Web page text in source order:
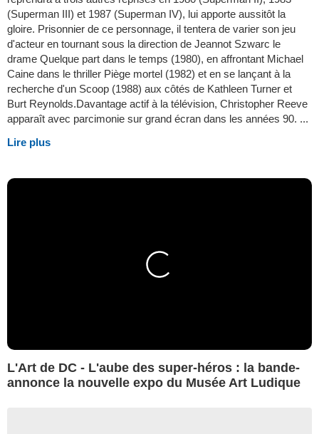
(Superman III) et 1987 (Superman IV), lui apporte aussitôt la
gloire. Prisonnier de ce personnage, il tentera de varier son jeu
d'acteur en tournant sous la direction de Jeannot Szwarc le
drame Quelque part dans le temps (1980), en affrontant Michael
Caine dans le thriller Piège mortel (1982) et en se lançant à la
recherche d'un Scoop (1988) aux côtés de Kathleen Turner et
Burt Reynolds.Davantage actif à la télévision, Christopher Reeve
apparaît avec parcimonie sur grand écran dans les années 90. ...
Lire plus
L'Art de DC - L'aube des super-héros : la bande-
annonce la nouvelle expo du Musée Art Ludique